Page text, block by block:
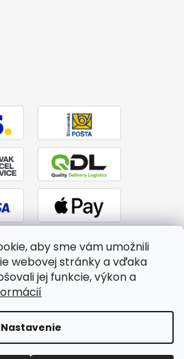
aby sme vám umožnili
webovej stránky a vďaka
jej funkcie, výkon a
Nastavenie